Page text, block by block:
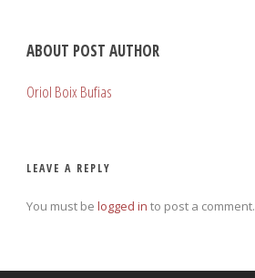
ABOUT POST AUTHOR
Oriol Boix Bufias
LEAVE A REPLY
You must be logged in to post a comment.